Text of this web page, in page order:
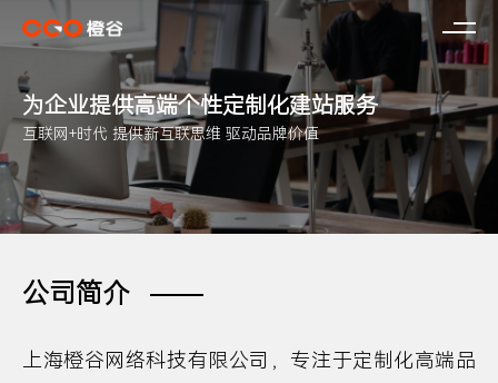
为企业提供高端个性定制化建站服务
互联网+时代 提供新互联思维 驱动品牌价值
公司简介
上海橙谷网络科技有限公司，专注于定制化高端品